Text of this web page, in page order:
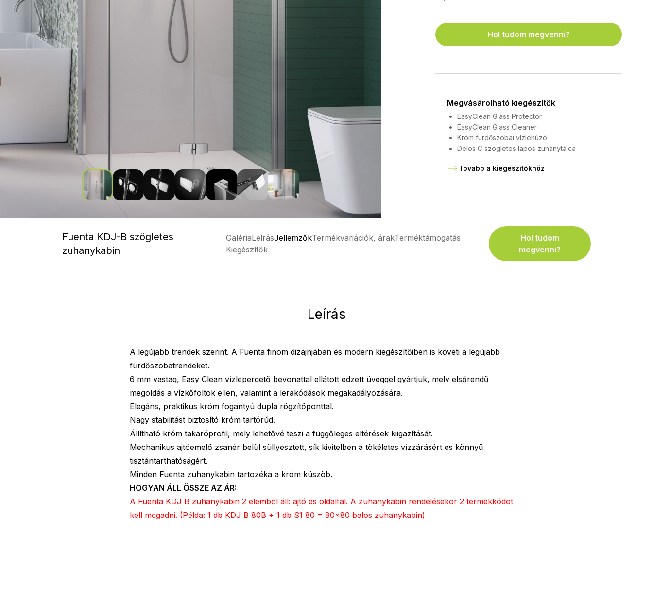
Hol tudom megvenni?
Megvásárolható kiegészítők
EasyClean Glass Protector
EasyClean Glass Cleaner
Króm fürdőszobai vízlehúzó
Delos C szögletes lapos zuhanytálca
Tovább a kiegészítőkhöz
Fuenta KDJ-B szögletes
zuhanykabin
GalériaLeírásJellemzőkTermékvariációk, árakTerméktámogatás
Kiegészítők
Hol tudom
megvenni?
Leírás
A legújabb trendek szerint. A Fuenta finom dizájnjában és modern kiegészítőiben is követi a legújabb
fürdőszobatrendeket.
6 mm vastag, Easy Clean vízlepergető bevonattal ellátott edzett üveggel gyártjuk, mely elsőrendű
megoldás a vízkőfoltok ellen, valamint a lerakódások megakadályozására.
Elegáns, praktikus króm fogantyú dupla rögzítőponttal.
Nagy stabilitást biztosító króm tartórúd.
Állítható króm takaróprofil, mely lehetővé teszi a függőleges eltérések kiigazítását.
Mechanikus ajtóemelő zsanér belül süllyesztett, sík kivitelben a tökéletes vízzárásért és könnyű
tisztántarthatóságért.
Minden Fuenta zuhanykabin tartozéka a króm küszöb.
HOGYAN ÁLL ÖSSZE AZ ÁR:
A Fuenta KDJ B zuhanykabin 2 elemből áll: ajtó és oldalfal. A zuhanykabin rendelésekor 2 termékkódot
kell megadni. (Példa: 1 db KDJ B 80B + 1 db S1 80 = 80x80 balos zuhanykabin)